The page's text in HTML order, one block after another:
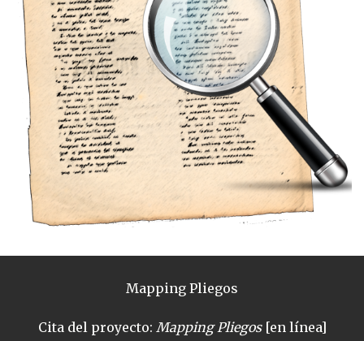
Mapping Pliegos
Cita del proyecto: Mapping Pliegos[en línea]